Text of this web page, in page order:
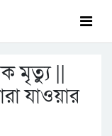
মৃত্যু ||
যাওয়ার